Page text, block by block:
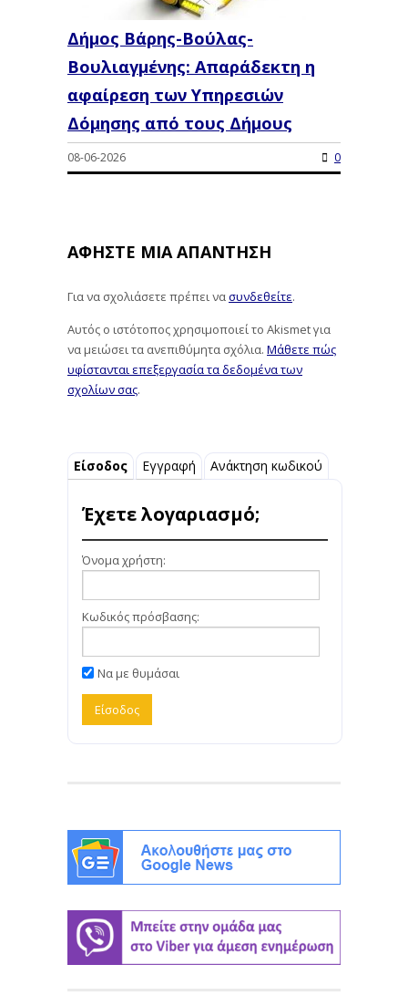
Δήμος Βάρης-Βούλας-
Βουλιαγμένης: Απαράδεκτη η
αφαίρεση των Υπηρεσιών
Δόμησης από τους Δήμους
08-06-2026 0
ΑΦΉΣΤΕ ΜΙΑ ΑΠΆΝΤΗΣΗ
Για να σχολιάσετε πρέπει νασυνδεθείτε.
Αυτός ο ιστότοπος χρησιμοποιεί το Akismet για
να μειώσει τα ανεπιθύμητα σχόλια. Μάθετε πώς
υφίστανται επεξεργασία τα δεδομένα των
σχολίων σας.
Είσοδος Εγγραφή Ανάκτηση κωδικού
Έχετε λογαριασμό;
Όνομα χρήστη:
Κωδικός πρόσβασης:
Να με θυμάσαι